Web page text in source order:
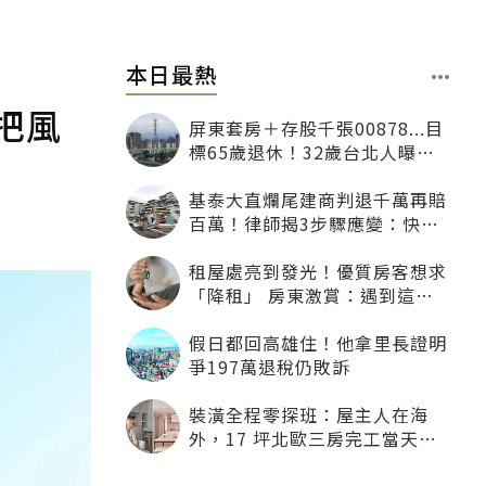
風
本日最熱
屏東套房＋存股千張00878...目
標65歲退休！32歲台北人曝：
基泰大直爛尾建商判退千萬再賠
百萬！律師揭3步驟應變：快通
租屋處亮到發光！優質房客想求
「降租」 房東激賞：遇到這種
假日都回高雄住！他拿里長證明
爭197萬退稅仍敗訴
裝潢全程零探班：屋主人在海
外，17 坪北歐三房完工當天才